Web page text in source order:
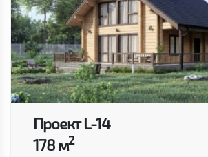
Проект L-14
178 м2